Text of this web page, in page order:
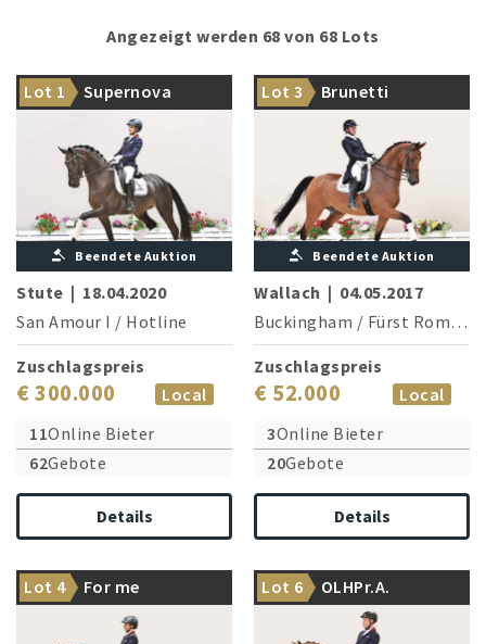
Angezeigt werden 68 von 68 Lots
Lot 1 Supernova
Noblesse oblige – grandioses
Auktions - Opening mit dieser
dunklen Perle
Beendete Auktion
Stute | 18.04.2020
San Amour I / Hotline
Zuschlagspreis
€ 300.000
Local
11Online Bieter
62Gebote
Details
Lot 3 Brunetti
Dressurkünstler, fertig für die
S-Tour
Beendete Auktion
Wallach | 04.05.2017
Buckingham / Fürst Romancier
Zuschlagspreis
€ 52.000
Local
3Online Bieter
20Gebote
Details
Lot 4 For me
Siegreich in
Reitpferdeprüfungen
Lot 6
OLHPr.A.
Undercover
Rohdiamant aus einer der
bedeutesten Stutenstämme
für Zucht und Sport